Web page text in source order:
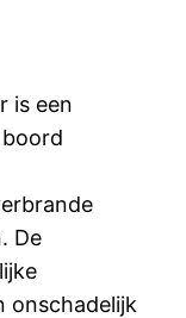
is een
boord
De
onschadelijk